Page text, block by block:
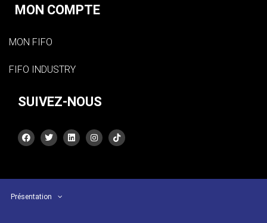
MON COMPTE
MON FIFO
FIFO INDUSTRY
SUIVEZ-NOUS
Présentation